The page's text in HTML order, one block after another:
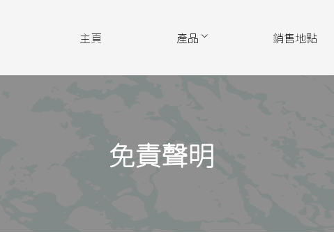
主頁 產品 銷售地點
免責聲明